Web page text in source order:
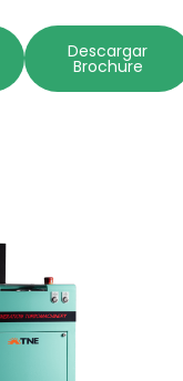
Descargar
Brochure